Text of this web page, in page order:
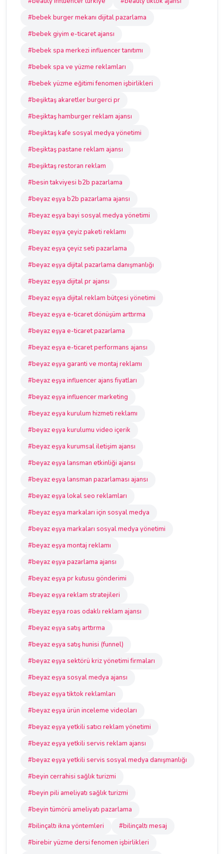
#bebek burger mekanı dijital pazarlama
#bebek giyim e-ticaret ajansı
#bebek spa merkezi influencer tanıtımı
#bebek spa ve yüzme reklamları
#bebek yüzme eğitimi fenomen işbirlikleri
#beşiktaş akaretler burgerci pr
#beşiktaş hamburger reklam ajansı
#beşiktaş kafe sosyal medya yönetimi
#beşiktaş pastane reklam ajansı
#beşiktaş restoran reklam
#besin takviyesi b2b pazarlama
#beyaz eşya b2b pazarlama ajansı
#beyaz eşya bayi sosyal medya yönetimi
#beyaz eşya çeyiz paketi reklamı
#beyaz eşya çeyiz seti pazarlama
#beyaz eşya dijital pazarlama danışmanlığı
#beyaz eşya dijital pr ajansı
#beyaz eşya dijital reklam bütçesi yönetimi
#beyaz eşya e-ticaret dönüşüm arttırma
#beyaz eşya e-ticaret pazarlama
#beyaz eşya e-ticaret performans ajansı
#beyaz eşya garanti ve montaj reklamı
#beyaz eşya influencer ajans fiyatları
#beyaz eşya influencer marketing
#beyaz eşya kurulum hizmeti reklamı
#beyaz eşya kurulumu video içerik
#beyaz eşya kurumsal iletişim ajansı
#beyaz eşya lansman etkinliği ajansı
#beyaz eşya lansman pazarlaması ajansı
#beyaz eşya lokal seo reklamları
#beyaz eşya markaları için sosyal medya
#beyaz eşya markaları sosyal medya yönetimi
#beyaz eşya montaj reklamı
#beyaz eşya pazarlama ajansı
#beyaz eşya pr kutusu gönderimi
#beyaz eşya reklam stratejileri
#beyaz eşya roas odaklı reklam ajansı
#beyaz eşya satış arttırma
#beyaz eşya satış hunisi (funnel)
#beyaz eşya sektörü kriz yönetimi firmaları
#beyaz eşya sosyal medya ajansı
#beyaz eşya tiktok reklamları
#beyaz eşya ürün inceleme videoları
#beyaz eşya yetkili satıcı reklam yönetimi
#beyaz eşya yetkili servis reklam ajansı
#beyaz eşya yetkili servis sosyal medya danışmanlığı
#beyin cerrahisi sağlık turizmi
#beyin pili ameliyatı sağlık turizmi
#beyin tümörü ameliyatı pazarlama
#bilinçaltı ikna yöntemleri
#bilinçaltı mesaj
#birebir yüzme dersi fenomen işbirlikleri